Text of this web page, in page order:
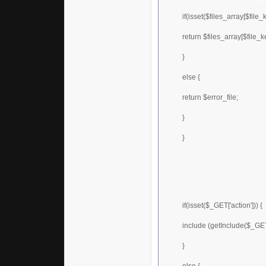
return
}
else {
return $error_file;
}
}
if(isset($_GET['action'])) {
include
}